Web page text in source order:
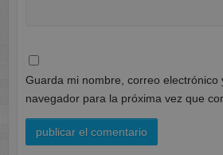
Guarda mi nombre, correo electrónico
navegador para la próxima vez que